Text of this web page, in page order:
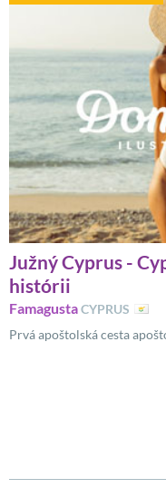
Južný Cyprus -
histórii
FamagustaCYPRUS
Prvá apoštolská cesta